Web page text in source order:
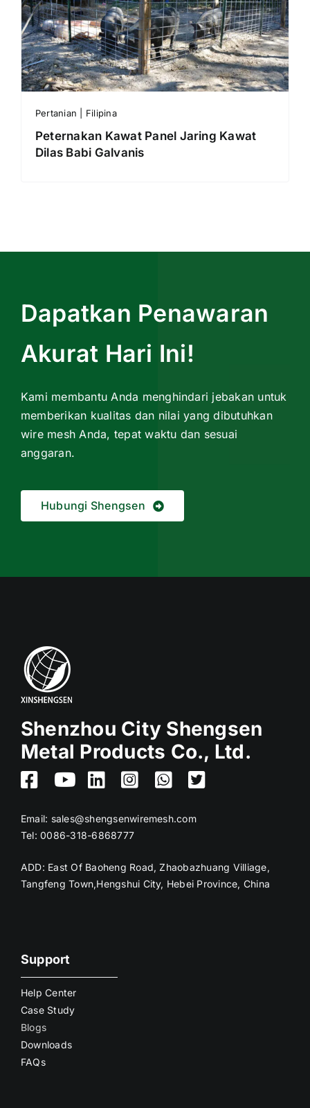
Pertanian | Filipina
Peternakan Kawat Panel Jaring Kawat
Dilas Babi Galvanis
Dapatkan Penawaran
Akurat Hari Ini!
Kami membantu Anda menghindari jebakan untuk
memberikan kualitas dan nilai yang dibutuhkan
wire mesh Anda, tepat waktu dan sesuai
anggaran.
Hubungi Shengsen
Shenzhou City Shengsen
Metal Products Co., Ltd.
Email: sales@shengsenwiremesh.com
Tel: 0086-318-6868777
ADD: East Of Baoheng Road, Zhaobazhuang Villiage,
Tangfeng Town,Hengshui City, Hebei Province, China
Support
Help Center
Case Study
Blogs
Downloads
FAQs